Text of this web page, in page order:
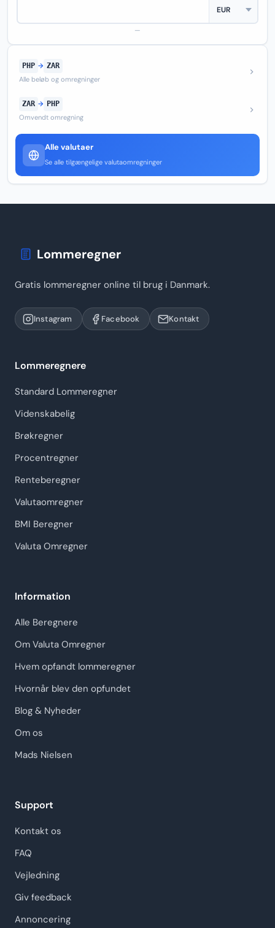
—
PHP → ZAR
Alle beløb og omregninger
ZAR → PHP
Omvendt omregning
Alle valutaer
Se alle tilgængelige valutaomregninger
Lommeregner
Gratis lommeregner online til brug i Danmark.
Instagram Facebook Kontakt
Lommeregnere
Standard Lommeregner
Videnskabelig
Brøkregner
Procentregner
Renteberegner
Valutaomregner
BMI Beregner
Valuta Omregner
Information
Alle Beregnere
Om Valuta Omregner
Hvem opfandt lommeregner
Hvornår blev den opfundet
Blog & Nyheder
Om os
Mads Nielsen
Support
Kontakt os
FAQ
Vejledning
Giv feedback
Annoncering